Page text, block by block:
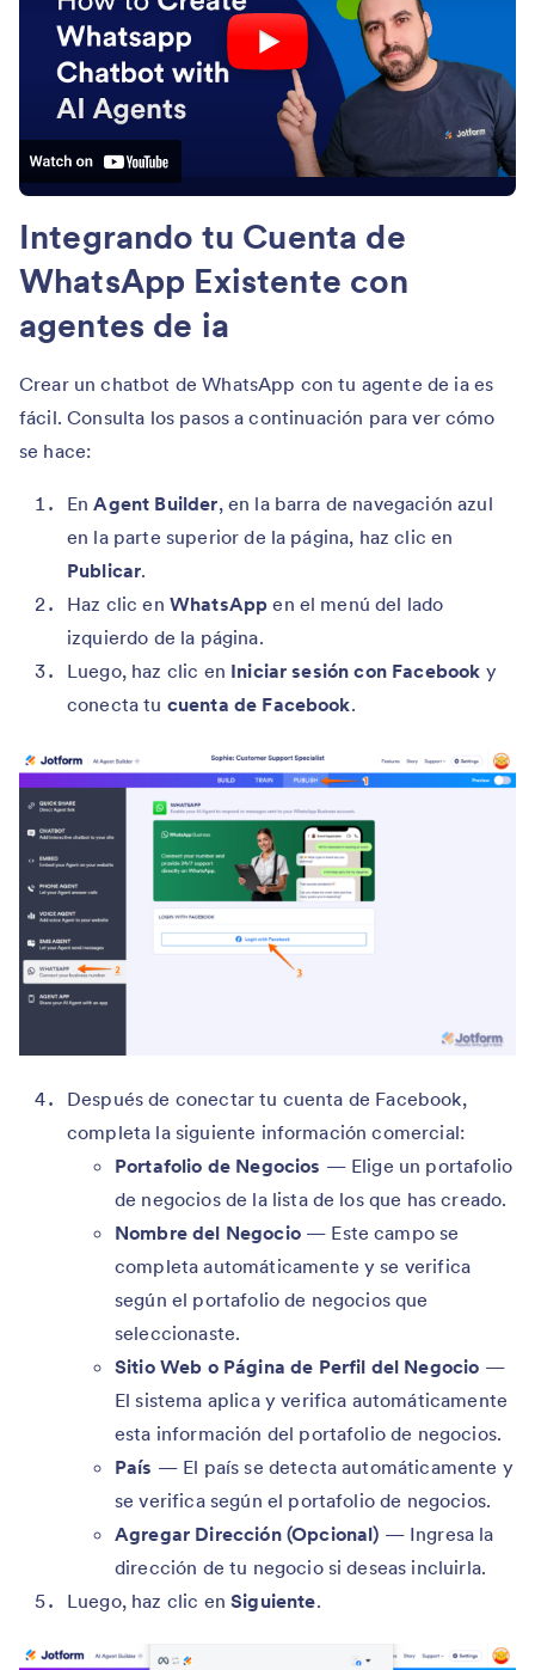
Integrando tu Cuenta de
WhatsApp Existente con
agentes de ia
Crear un chatbot de WhatsApp con tu agente de ia es
fácil. Consulta los pasos a continuación para ver cómo
se hace:
EnAgent Builder, en la barra de navegación azul
en la parte superior de la página, haz clic en
Publicar.
Haz clic en WhatsApp en el menú del lado
izquierdo de la página.
Luego, haz clic en Iniciar sesión con Facebook y
conecta tu cuenta de Facebook.
Después de conectar tu cuenta de Facebook,
completa la siguiente información comercial:
Portafolio de Negocios — Elige un portafolio
de negocios de la lista de los que has creado.
Nombre del Negocio— Este campo se
completa automáticamente y se verifica
según el portafolio de negocios que
seleccionaste.
Sitio Web o Página de Perfil del Negocio —
El sistema aplica y verifica automáticamente
esta información del portafolio de negocios.
País — El país se detecta automáticamente y
se verifica según el portafolio de negocios.
Agregar Dirección (Opcional) — Ingresa la
dirección de tu negocio si deseas incluirla.
Luego, haz clic enSiguiente.